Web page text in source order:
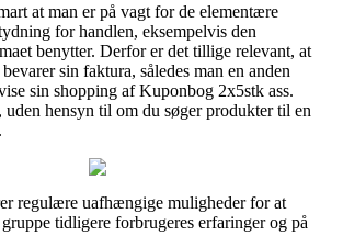
at man er på vagt for de elementære
for handlen, eksempelvis den
benytter. Derfor er det tillige relevant, at
sin faktura, således man en anden
sin shopping af Kuponbog 2x5stk ass.
hensyn til om du søger produkter til en
regulære uafhængige muligheder for at
tidligere forbrugeres erfaringer og på